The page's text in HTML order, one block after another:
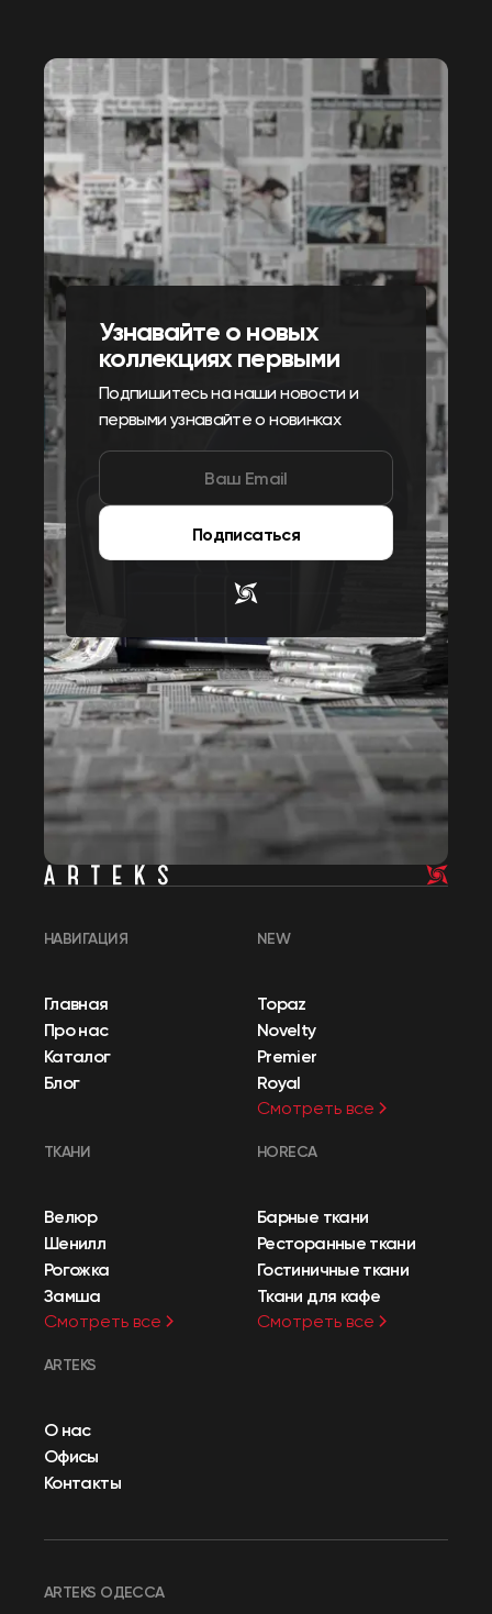
Узнавайте о новых
коллекциях первыми
Подпишитесь на наши новости и
первыми узнавайте о новинках
Подписаться
НАВИГАЦИЯ
Главная
Про нас
Каталог
Блог
NEW
Topaz
Novelty
Premier
Royal
Смотреть все
ТКАНИ
Велюр
Шенилл
Рогожка
Замша
Смотреть все
HORECA
Барные ткани
Ресторанные ткани
Гостиничные ткани
Ткани для кафе
Смотреть все
ARTEKS
О нас
Офисы
Контакты
ARTEKS ОДЕССА